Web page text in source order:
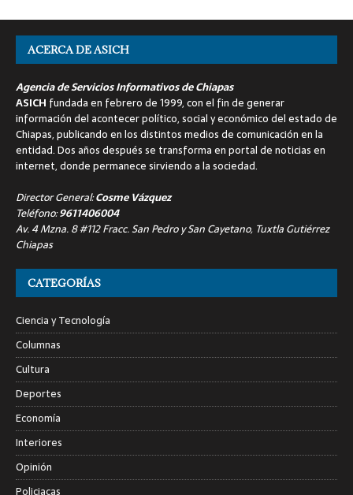
ACERCA DE ASICH
Agencia de Servicios Informativos de Chiapas
ASICH fundada en febrero de 1999, con el fin de generar
información del acontecer político, social y económico del estado de
Chiapas, publicando en los distintos medios de comunicación en la
entidad. Dos años después se transforma en portal de noticias en
internet, donde permanece sirviendo a la sociedad.
Director General:Cosme Vázquez
Teléfono:9611406004
Av. 4 Mzna. 8 #112 Fracc. San Pedro y San Cayetano, Tuxtla Gutiérrez
Chiapas
CATEGORÍAS
Ciencia y Tecnología
Columnas
Cultura
Deportes
Economía
Interiores
Opinión
Policiacas